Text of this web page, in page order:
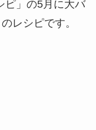
ピ」の5月に大バ
のレシピです。